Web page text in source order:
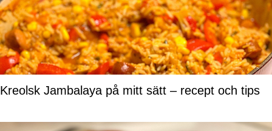
Kreolsk Jambalaya på mitt sätt – recept och tips